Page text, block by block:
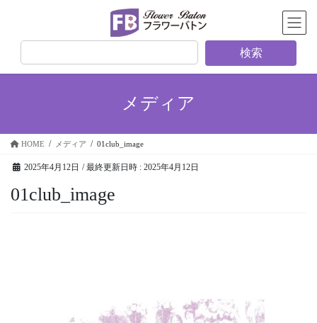
検索
メディア
HOME メディア 01club_image
2025年4月12日 / 最終更新日時 : 2025年4月12日
01club_image